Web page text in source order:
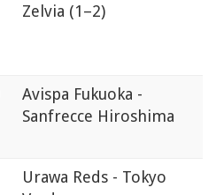
Zelvia (1–2)
Avispa Fukuoka -
Sanfrecce Hiroshima
Urawa Reds - Tokyo